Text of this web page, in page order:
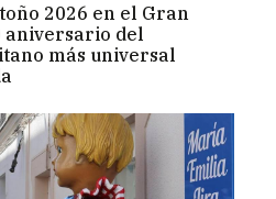
2026 en el Gran
aniversario del
más universal